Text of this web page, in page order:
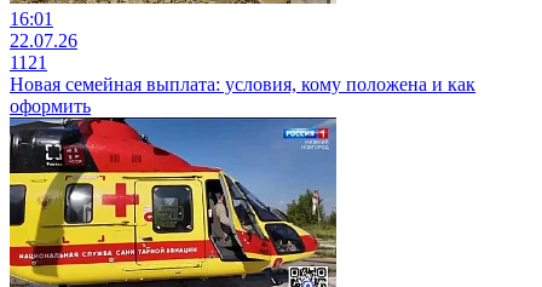
16:01
22.07.26
1121
Новая семейная выплата: условия, кому положена и как
оформить